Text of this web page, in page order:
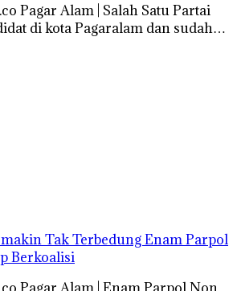
Pagar Alam | Salah Satu Partai
di kota Pagaralam dan sudah…
Tak Terbedung Enam Parpol
Berkoalisi